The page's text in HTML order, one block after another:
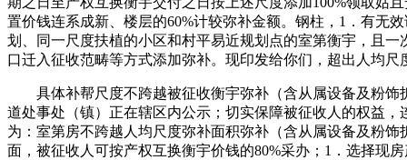
置价钱连系成新、楼层的60%计较弥补金额。钢柱，1．有无
划、同一尺度扶植的小区和村平易近规划点的室第衡宇，且一
口迁入征收范畴等方式添加弥补。现印发给你们，超出人均尺
具体补帮尺度不跨越被征收衡宇弥补（含从属设备及粉饰
道处事处（镇）正在辖区内公示；切实保障被征收人的权益，
为：室第房不跨越人均尺度弥补面积弥补（含从属设备及粉饰
面，被征收人可按产权互换衡宇价钱的80%采办；1．选择现